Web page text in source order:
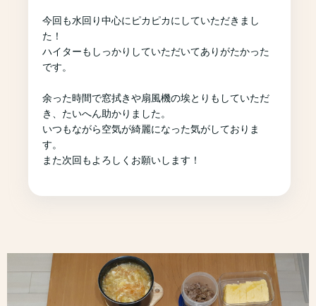
今回も水回り中心にピカピカにしていただきまし
た！
ハイターもしっかりしていただいてありがたかった
です。
余った時間で窓拭きや扇風機の埃とりもしていただ
き、たいへん助かりました。
いつもながら空気が綺麗になった気がしておりま
す。
また次回もよろしくお願いします！